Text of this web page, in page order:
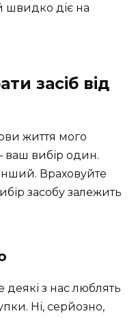
швидко діє на
засіб від
життя мого
ваш вибір один.
Враховуйте
засобу залежить
з нас люблять
Ні, серйозно,